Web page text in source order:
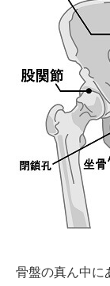
骨盤の真ん中に